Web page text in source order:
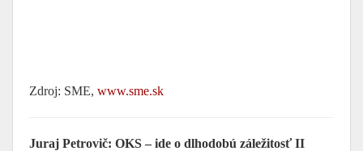
Zdroj: SME, www.sme.sk
Juraj Petrovič: OKS – ide o dlhodobú záležitosť II